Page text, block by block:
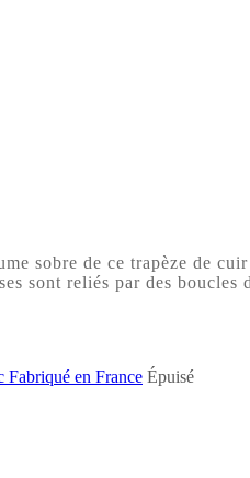
sobre de ce trapèze de
sont reliés par des
Épuisé